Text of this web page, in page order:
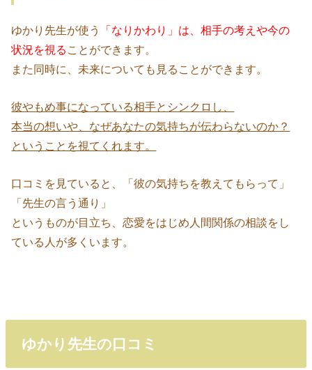
ゆかり先生が使う
「なりかわり」は、相手の考えや今の
状況を視る ことができます。
また同時に、未来についても見ることができます。
彼やもめ事になっている相手とシンクロし、
本当の想いや、なぜあなたの気持ちが伝わらないのか？
ということを視てくれます。
口コミを見ていると、「彼の気持ちを教えてもらって」
「先生の言う通り」
というものが目立ち、恋愛をはじめ人間関係の相談をし
ている人が多くいます。
ゆかり先生の口コミ